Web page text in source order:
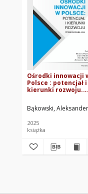
Ośrodki innowacji
Polsce : potencjał i
kierunki rozwoju.
Bąkowski, Aleksander
2025
książka